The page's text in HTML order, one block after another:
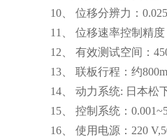
10、 位移分辨力：
11、 位移速率控制精
12、 有效测试空间：
13、 联板行程：约
14、 动力系统: 日本松
15、 控制系统：
16、 使用电源： 220